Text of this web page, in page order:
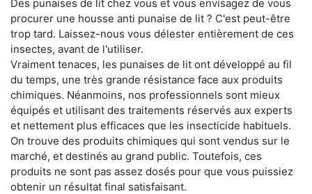
Des punaises de lit chez vous et vous envisagez de vous
procurer une housse anti punaise de lit ? C'est peut-être
trop tard. Laissez-nous vous délester entièrement de ces
insectes, avant de l'utiliser.
Vraiment tenaces, les punaises de lit ont développé au fil
du temps, une très grande résistance face aux produits
chimiques. Néanmoins, nos professionnels sont mieux
équipés et utilisant des traitements réservés aux experts
et nettement plus efficaces que les insecticide habituels.
On trouve des produits chimiques qui sont vendus sur le
marché, et destinés au grand public. Toutefois, ces
produits ne sont pas assez dosés pour que vous puissiez
obtenir un résultat final satisfaisant.